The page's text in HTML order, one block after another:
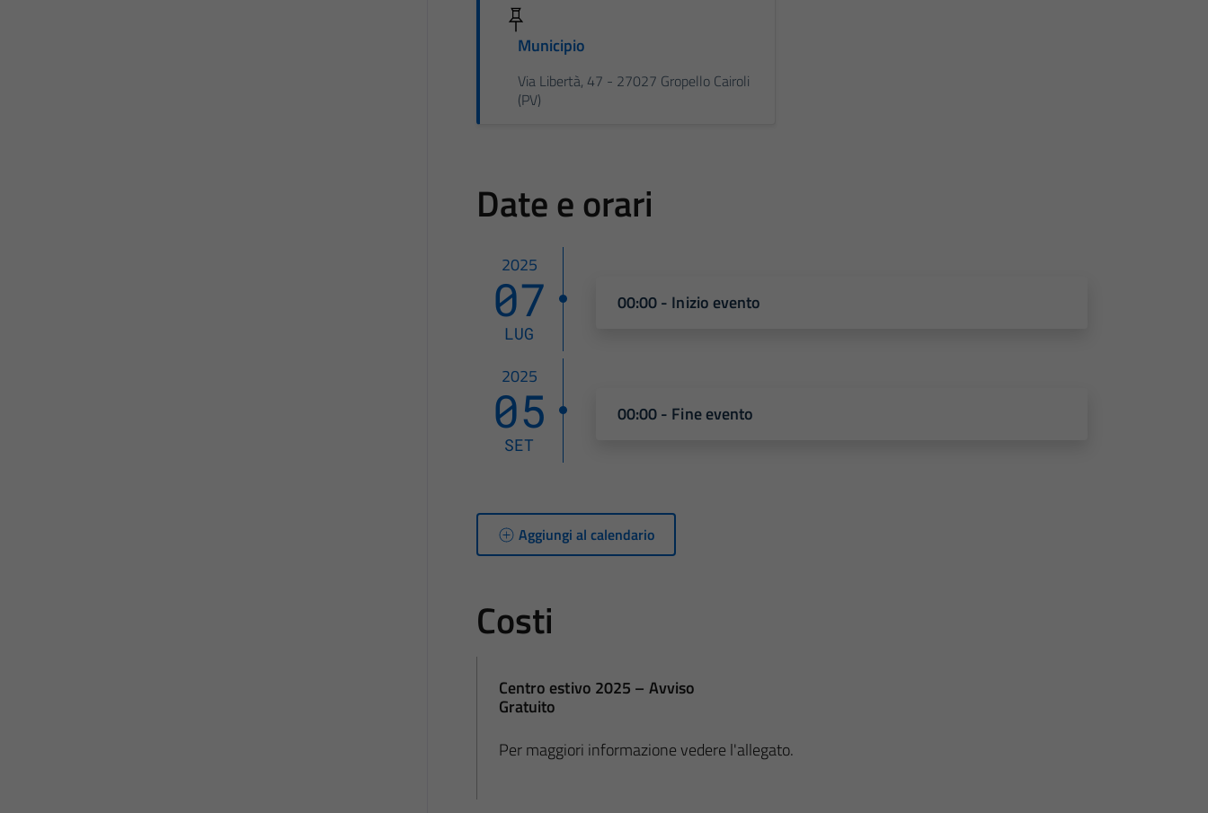
Municipio
Via Libertà, 47 - 27027 Gropello Cairoli
(PV)
Date e orari
2025
07
LUG
00:00 - Inizio evento
2025
05
SET
00:00 - Fine evento
Aggiungi al calendario
Costi
Centro estivo 2025 – Avviso
Gratuito
Per maggiori informazione vedere l'allegato.